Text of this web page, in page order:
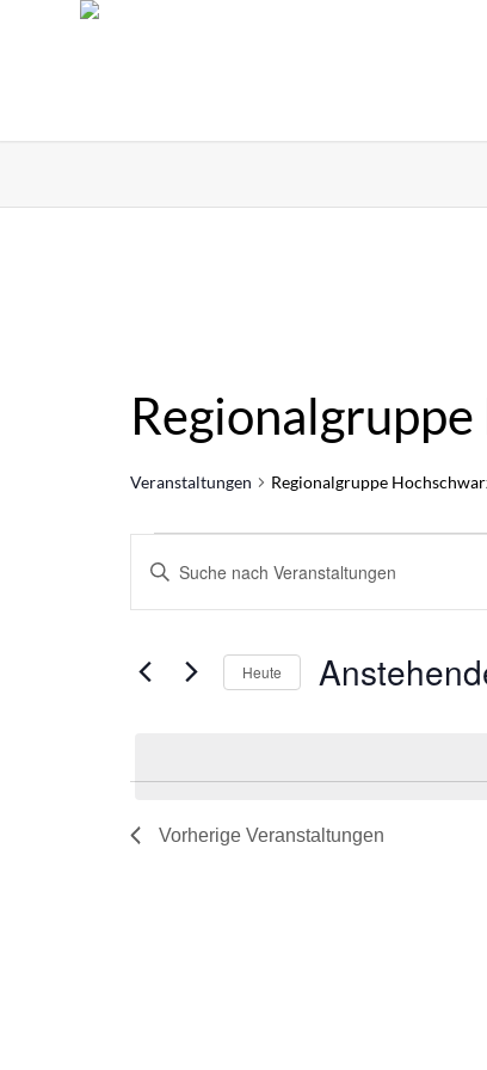
Veranstaltungen Regionalgruppe
Such-
und
Ansichtennavigation
Geben
Sie
Schlüsselwort.
Schlüsselwort.
Heute
Vorherige Veranstaltungen